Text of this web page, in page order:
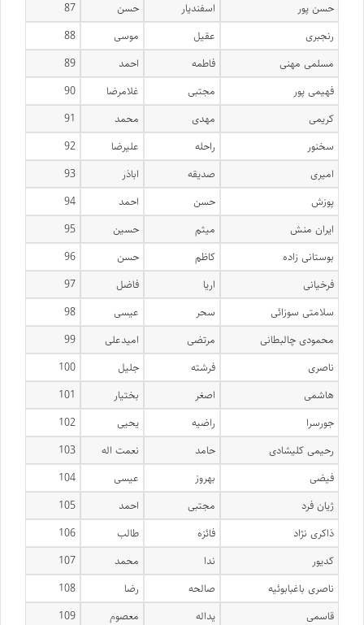
حسن پور
اسفندیار حسن
87
رنجبری
عقیل موسی
88
مسلمی مهنی
فاطمه احمد
89
فهیمی پور
مجتبی غلامرضا
90
کریمی
مهدی محمد
91
سخنور
راحله علیرضا
92
امیری
صدیقه اباذر
93
پوزش
حسن احمد
94
ایران منش
میثم حسین
95
بوستانی زاده
کاظم حسن
96
فرخیانی
اریا فاضل
97
سلامتی سوزائی
سحر عیسی
98
محمودی چالبطانی
مرتضی امیدعلی
99
ناصری
فرشته جلیل
100
هاشمی
اصغر بختیار
101
جورسرا
راضیه یحیی
102
رحیمی کلیشادی
حامد نعمت اله
103
فیضی
بهروز عیسی
104
ژیان فرد
مجتبی احمد
105
ذاکری نژاد
فائزه طالب
106
کدیور
ندا محمد
107
ناصری باغبابوئیه
صالحه رضا
108
قاسمی
یداله معصوم
109